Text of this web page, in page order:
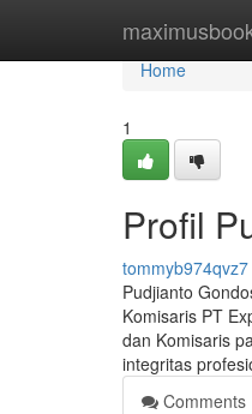
Home
Home
1
Profil
tommyb974qvz7
Pudjianto
Komisaris PT
dan Komisaris
integritas
Comments